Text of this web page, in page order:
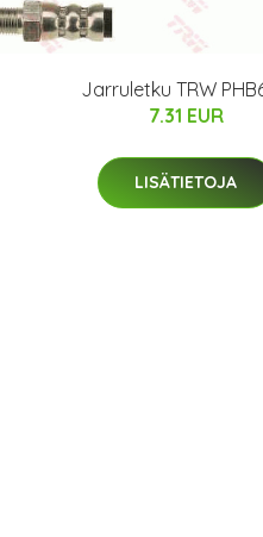
Jarruletku TRW
7.31 EUR
LISÄTIETOJA